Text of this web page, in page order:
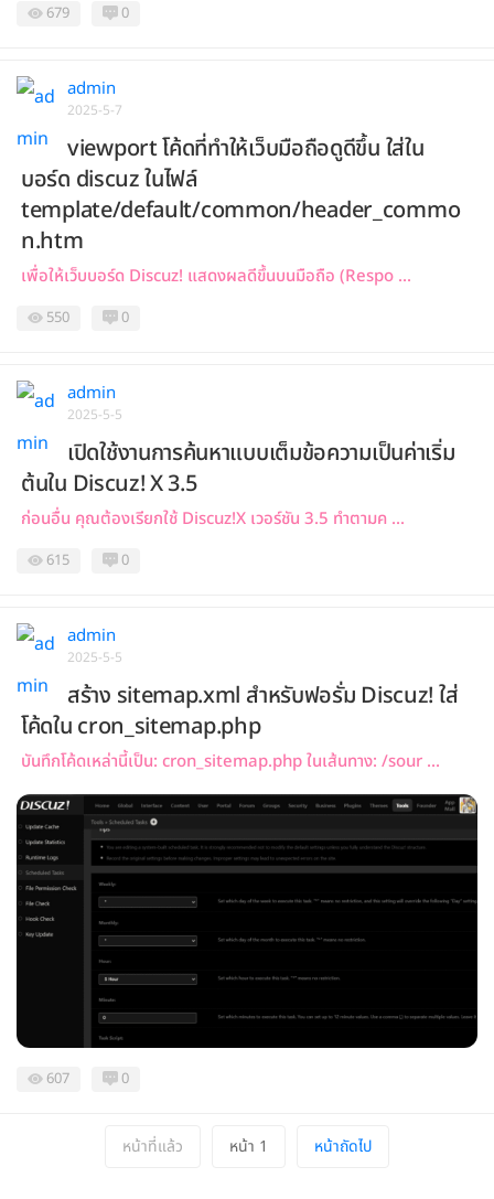
679 0
admin
2025-5-7
viewport โค้ดที่ทำให้เว็บมือถือดูดีขึ้น ใส่ใน
บอร์ด discuz ในไฟล์
template/default/common/header_commo
n.htm
เพื่อให้เว็บบอร์ด Discuz! แสดงผลดีขึ้นบนมือถือ (Respo ...
550 0
admin
2025-5-5
เปิดใช้งานการค้นหาแบบเต็มข้อความเป็นค่าเริ่ม
ต้นใน Discuz! X 3.5
ก่อนอื่น คุณต้องเรียกใช้ Discuz!X เวอร์ชัน 3.5 ทำตามค ...
615 0
admin
2025-5-5
สร้าง sitemap.xml สำหรับฟอรั่ม Discuz! ใส่
โค้ดใน cron_sitemap.php
บันทึกโค้ดเหล่านี้เป็น: cron_sitemap.php ในเส้นทาง: /sour ...
607 0
หน้าที่แล้ว หน้า 1 หน้าถัดไป